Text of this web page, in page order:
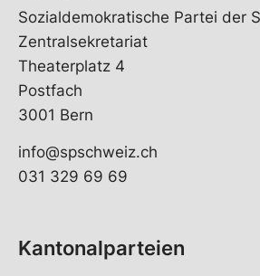
Sozialdemokratische Partei der
Zentralsekretariat
Theaterplatz 4
Postfach
3001 Bern
info@spschweiz.ch
031 329 69 69
Kantonalparteien